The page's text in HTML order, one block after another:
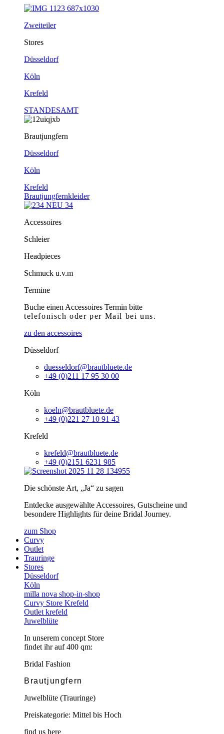
Zweiteiler
Stores
Düsseldorf
Köln
Krefeld
STANDESAMT
Brautjungfern
Düsseldorf
Köln
Krefeld
Brautjungfernkleider
Accessoires
Schleier
Headpieces
Schmuck u.v.m
Termine
Buche einen Accessoires Termin bitte
telefonischoder per Mail bei uns.
zu den accessoires
Düsseldorf
duesseldorf@brautbluete.de
+49 (0)211 17 95 30 00
Köln
koeln@brautbluete.de
+49 (0)221 27 10 91 43
Krefeld
krefeld@brautbluete.de
+49 (0)2151 6231 985
Die schönste Art, „Ja“ zu sagen
Entdecke ausgewählte Accessoires, Gutscheine und
besondere Highlights für deine Bridal Journey.
zum Shop
Curvy
Outlet
Trauringe
Stores
Düsseldorf
Köln
milla nova shop-in-shop
Curvy Store Krefeld
Outlet krefeld
Juwelblüte
In unserem concept Store
findet ihr auf 400 qm:
Bridal Fashion
Brautjungfern
Juwelblüte (Trauringe)
Preiskategorie: Mittel bis Hoch
find us here